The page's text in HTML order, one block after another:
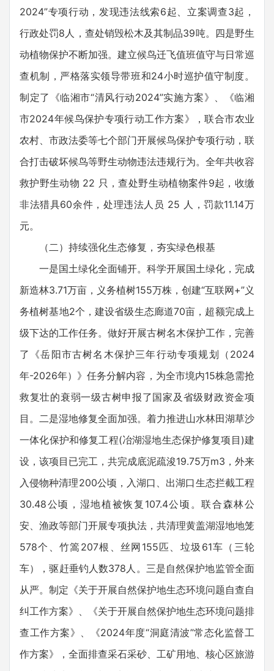
2024”专项行动，发现违法线索6起、立案调查3起，
行政处罚8人，查处销毁松木及其制品39吨。四是野生
动植物保护不断加强。建立候鸟迁飞值班值守与日常巡
查机制，严格落实领导带班和24小时巡护值守制度。
制定了《临湘市“清风行动2024”实施方案》、《临湘
市2024年候鸟保护专项行动工作方案》，联合市农业
农村、市政法委等七个部门开展候鸟保护专项行动，联
合打击破坏候鸟等野生动物违法违规行为。全年共收容
救护野生动物 22 只，查处野生动植物案件9起，收缴
非法猎具60余件，处理违法人员 25 人，罚款11.14万
元。
（二）持续强化生态修复，夯实绿色根基
一是国土绿化全面铺开。科学开展国土绿化，完成
新造林3.71万亩，义务植树155万株，创建“互联网+”义
务植树基地2个，建设省级生态廊道70亩，超额完成上
级下达的工作任务。做好开展古树名木保护工作，完善
了《岳阳市古树名木保护三年行动专项规划（2024
年-2026年）》任务分解内容，为全市境内15株急需抢
救复壮的衰弱一级古树申报了国家及省级财政资金项
目。二是湿地修复全面加强。着力推进山水林田湖草沙
一体化保护和修复工程(冶湖湿地生态保护修复项目)建
设，该项目已完工，共完成底泥疏浚19.75万m3，外来
入侵物种清理200公顷，入湖口、出湖口生态拦截工程
30.48公顷，湿地植被恢复107.4公顷。联合森林公
安、渔政等部门开展专项执法，共清理黄盖湖湿地地笼
578个、竹篙207根、丝网155匹、垃圾61车（三轮
车），驱赶垂钓人数378人。三是自然保护地监管全面
从严。制定《关于开展自然保护地生态环境问题自查自
纠工作方案》、《关于开展自然保护地生态环境问题排
查工作方案》、《2024年度“洞庭清波”常态化监督工
作方案》，全面排查采石采砂、工矿用地、核心区旅游